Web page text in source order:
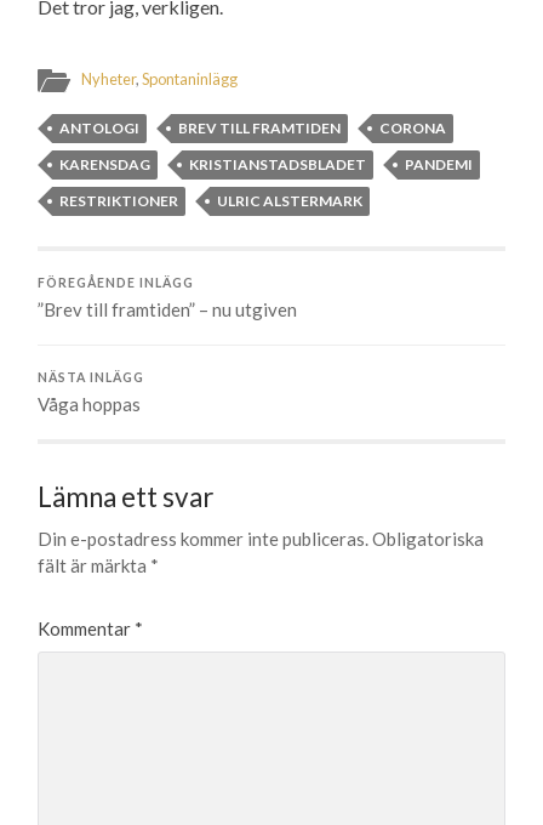
Det tror jag, verkligen.
Nyheter,Spontaninlägg
ANTOLOGI BREV TILL FRAMTIDEN
CORONA
KARENSDAG
KRISTIANSTADSBLADET
PANDEMI
RESTRIKTIONER
ULRIC ALSTERMARK
FÖREGÅENDE INLÄGG
”Brev till framtiden” – nu utgiven
NÄSTA INLÄGG
Våga hoppas
Lämna ett svar
Din e-postadress kommer inte publiceras. Obligatoriska
fält är märkta *
Kommentar *